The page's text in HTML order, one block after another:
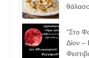
“Στο
Δίον –